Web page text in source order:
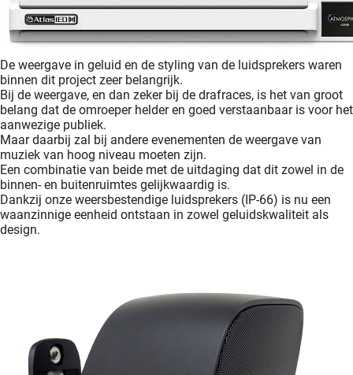
De weergave in geluid en de styling van de luidsprekers waren
binnen dit project zeer belangrijk.
Bij de weergave, en dan zeker bij de drafraces, is het van groot
belang dat de omroeper helder en goed verstaanbaar is voor het
aanwezige publiek.
Maar daarbij zal bij andere evenementen de weergave van
muziek van hoog niveau moeten zijn.
Een combinatie van beide met de uitdaging dat dit zowel in de
binnen- en buitenruimtes gelijkwaardig is.
Dankzij onze weersbestendige luidsprekers (IP-66) is nu een
waanzinnige eenheid ontstaan in zowel geluidskwaliteit als
design.